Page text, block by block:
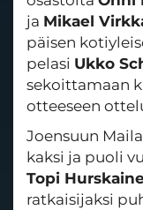
ja Mikael
päisen
pelasi Ukko
sekoittamaan
otteeseen
Joensuun
kaksi ja puoli
Topi
ratkaisijaksi